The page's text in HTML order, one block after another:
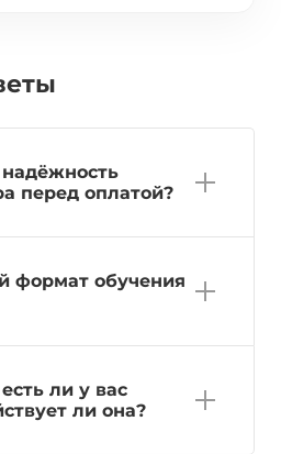
перед оплатой?
формат обучения
ли у вас
ли она?